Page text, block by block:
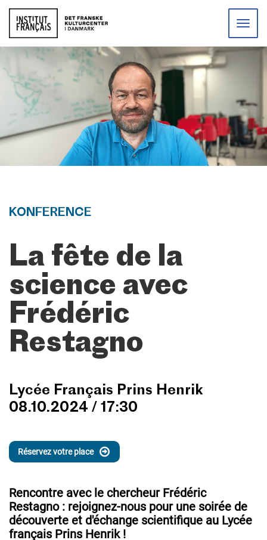
Toggle
KONFERENCE
La fête de la
science avec
Frédéric
Restagno
Lycée Français Prins Henrik
08.10.2024 / 17:30
Réservez votre place
Rencontre avec le chercheur Frédéric
Restagno : rejoignez-nous pour une soirée de
découverte et d'échange scientifique au Lycée
français Prins Henrik !